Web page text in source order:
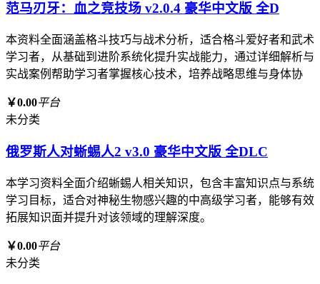
范马刃牙：血之竞技场 v2.0.4 豪华中文版 全D
本资料全面涵盖格斗技巧与战术分析，适合格斗爱好者和武术
学习者，从基础到进阶系统化提升实战能力，通过详细解析与
实战案例帮助学习者掌握核心技术，培养战略思维与身体协
￥0.00平台
未分类
俄罗斯人对蜥蜴人2 v3.0 豪华中文版 全DLC
本学习资料全面介绍蜥蜴人相关知识，包含丰富知识点与系统
学习目标，适合对神秘生物感兴趣的中高级学习者，能够有效
拓展知识面并提升对该领域的理解深度。
￥0.00平台
未分类